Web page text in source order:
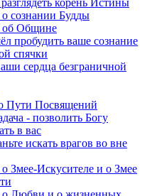
корень Истины
сознании Будды
об Общине
пробудить ваше сознание
спячки
сердца безграничной
Пути Посвящений
- позволить Богу
в вас
искать врагов во вне
Змее-Искусителе и о Змее